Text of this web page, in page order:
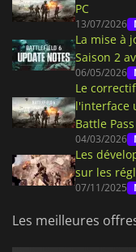
PC
13/07/2026
La mise à
Saison 2
06/05/2026
Le
l'interface
Battle Pass
04/03/2026
Les
sur les
07/11/2025
Les meilleures